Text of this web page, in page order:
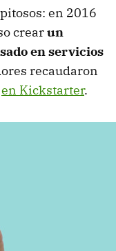
en 2016
crearun
en servicios
recaudaron
en Kickstarter.